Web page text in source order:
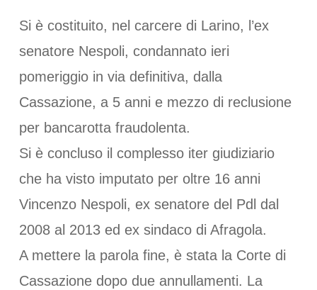
Si è costituito, nel carcere di Larino, l’ex
senatore Nespoli, condannato ieri
pomeriggio in via definitiva, dalla
Cassazione, a 5 anni e mezzo di reclusione
per bancarotta fraudolenta.
Si è concluso il complesso iter giudiziario
che ha visto imputato per oltre 16 anni
Vincenzo Nespoli, ex senatore del Pdl dal
2008 al 2013 ed ex sindaco di Afragola.
A mettere la parola fine, è stata la Corte di
Cassazione dopo due annullamenti. La